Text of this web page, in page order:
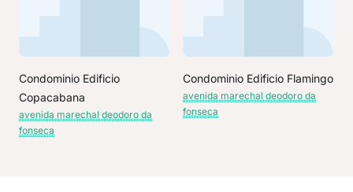
Condominio Edificio
Copacabana
avenida marechal deodoro da
fonseca
Condominio Edificio Flamingo
avenida marechal deodoro da
fonseca